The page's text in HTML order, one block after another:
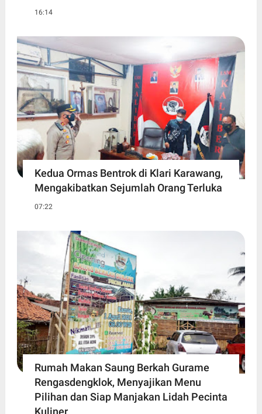
16:14
Kedua Ormas Bentrok di Klari Karawang,
Mengakibatkan Sejumlah Orang Terluka
07:22
Rumah Makan Saung Berkah Gurame
Rengasdengklok, Menyajikan Menu
Pilihan dan Siap Manjakan Lidah Pecinta
Kuliner